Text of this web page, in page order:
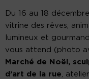
Du 16 au 18
vitrine des rêves,
lumineux et
vous attend (photo
Marché de Noël,
d’art de la rue,